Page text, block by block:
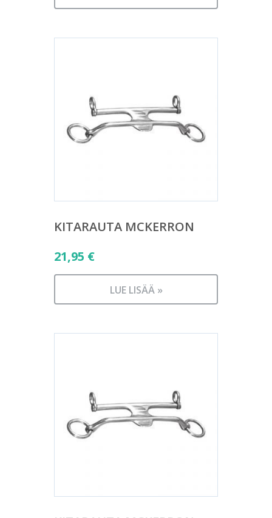
KITARAUTA MCKERRON
21,95 €
LUE LISÄÄ »